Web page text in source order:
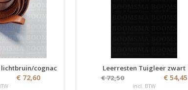
cognac
€ 72,60
Leerresten Tuigleer zwart
€ 72,50
€ 54,45
incl. BTW